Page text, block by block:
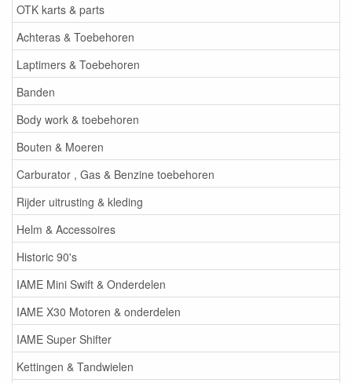
OTK karts & parts
Achteras & Toebehoren
Laptimers & Toebehoren
Banden
Body work & toebehoren
Bouten & Moeren
Carburator , Gas & Benzine toebehoren
Rijder uitrusting & kleding
Helm & Accessoires
Historic 90's
IAME Mini Swift & Onderdelen
IAME X30 Motoren & onderdelen
IAME Super Shifter
Kettingen & Tandwielen